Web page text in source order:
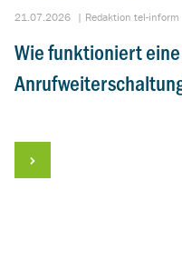
21.07.2026 | Redaktion tel-inform
Wie funktioniert